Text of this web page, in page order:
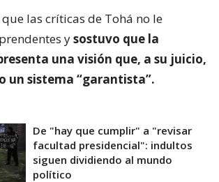
las críticas de Tohá no le
ysostuvo que la
una visión que, a su juicio,
un sistema “garantista”.
De "hay que cumplir" a "revisar
facultad presidencial": indultos
siguen dividiendo al mundo
político